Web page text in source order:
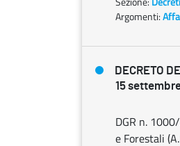
Argomenti:
DECRETO
15
DGR n.
e Forestali